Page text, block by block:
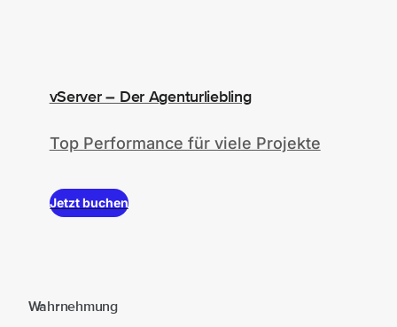
vServer – Der Agenturliebling
Top Performance für viele Projekte
Jetzt buchen
Wahrnehmung